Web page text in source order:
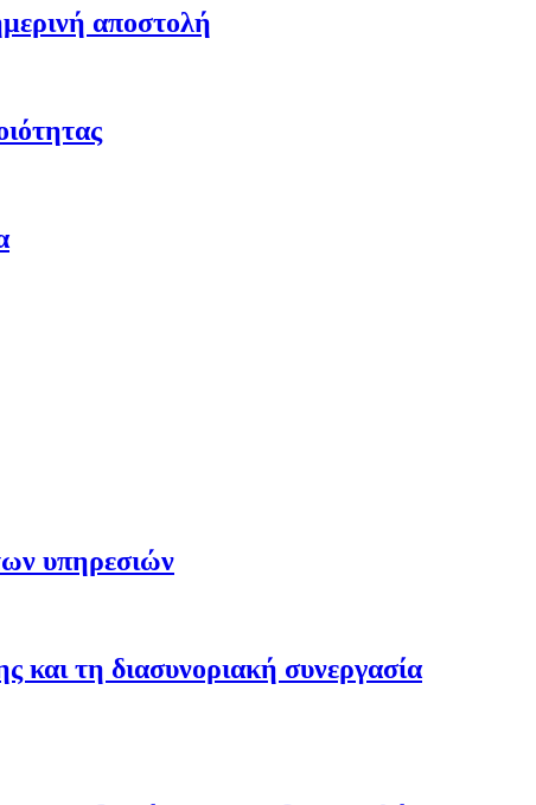
αποστολή
υπηρεσιών
και τη διασυνοριακή συνεργασία